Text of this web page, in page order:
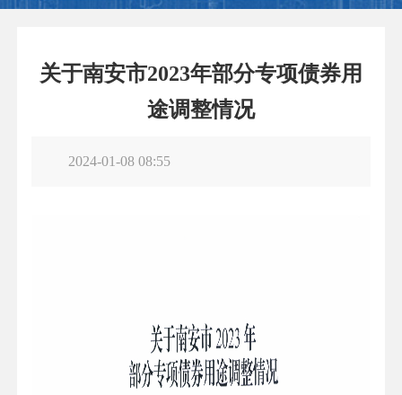
关于南安市2023年部分专项债券用
途调整情况
2024-01-08 08:55